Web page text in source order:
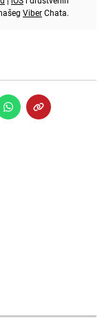
ViberChata.